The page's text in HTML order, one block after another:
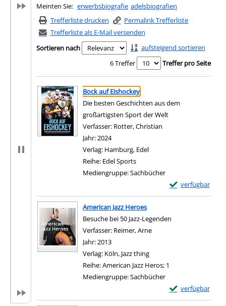
Meinten Sie: erwerbsbiografie adelsbiografien
Trefferliste drucken
Permalink Trefferliste
Trefferliste als E-Mail versenden
Sortieren nach
aufsteigend sortieren
6 Treffer
Treffer pro Seite
Suchergebnis
Zu den Suchfiltern springen
Bock auf Eishockey
Die besten Geschichten aus dem
großartigsten Sport der Welt
Verfasser: Rotter, Christian
Jahr:2024
Verlag: Hamburg, Edel
Reihe: Edel Sports
Mediengruppe:Sachbücher
verfügbar
Exemplar-Details
Zum Download
American Jazz Heroes
Besuche bei 50 Jazz-Legenden
Verfasser: Reimer, Arne
Jahr:2013
Verlag: Köln, Jazz thing
Reihe:American Jazz Heros; 1
Mediengruppe:Sachbücher
verfügbar
Exemplar-Details
Zum Download